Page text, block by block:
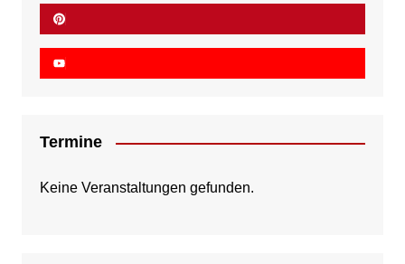
Termine
Keine Veranstaltungen gefunden.